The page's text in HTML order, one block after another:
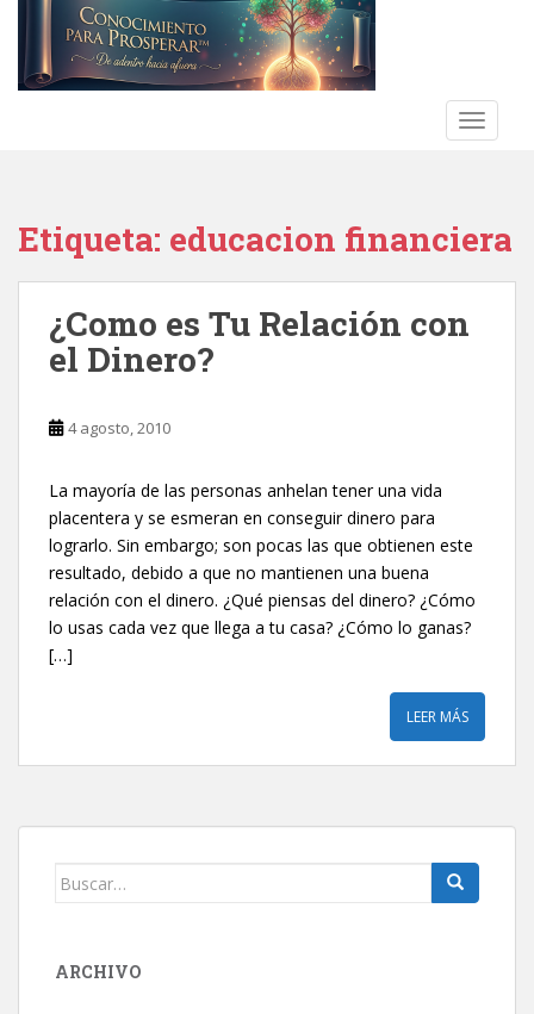
Etiqueta: educacion financiera
¿Como es Tu Relación con
el Dinero?‎
4 agosto, 2010
La mayoría de las personas anhelan tener una vida
placentera y se esmeran en conseguir dinero para
lograrlo. Sin embargo; son pocas las que obtienen este
resultado, debido a que no mantienen una buena
relación con el dinero. ¿Qué piensas del dinero? ¿Cómo
lo usas cada vez que llega a tu casa? ¿Cómo lo ganas?
[…]
LEER MÁS
Buscar:
ARCHIVO